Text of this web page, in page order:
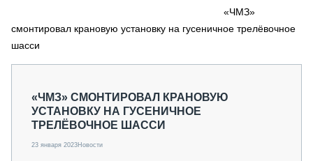
СПЕЦПРОЕКТЫ
МЕРОПРИЯТИЯ
СТАТЬИ ПО КАТЕГОРИЯМ ТЕХНИКИ
«ЧМЗ»
смонтировал крановую установку на гусеничное трелёвочное
шасси
«ЧМЗ» СМОНТИРОВАЛ КРАНОВУЮ
УСТАНОВКУ НА ГУСЕНИЧНОЕ
ТРЕЛЁВОЧНОЕ ШАССИ
23 января 2023Новости